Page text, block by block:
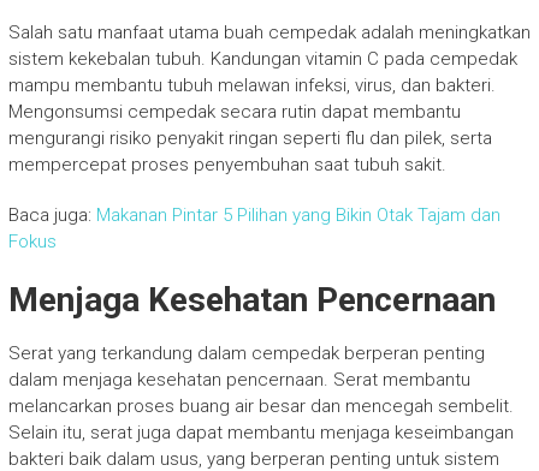
Salah satu manfaat utama buah cempedak adalah meningkatkan
sistem kekebalan tubuh. Kandungan vitamin C pada cempedak
mampu membantu tubuh melawan infeksi, virus, dan bakteri.
Mengonsumsi cempedak secara rutin dapat membantu
mengurangi risiko penyakit ringan seperti flu dan pilek, serta
mempercepat proses penyembuhan saat tubuh sakit.
Baca juga: Makanan Pintar 5 Pilihan yang Bikin Otak Tajam dan
Fokus
Menjaga Kesehatan Pencernaan
Serat yang terkandung dalam cempedak berperan penting
dalam menjaga kesehatan pencernaan. Serat membantu
melancarkan proses buang air besar dan mencegah sembelit.
Selain itu, serat juga dapat membantu menjaga keseimbangan
bakteri baik dalam usus, yang berperan penting untuk sistem